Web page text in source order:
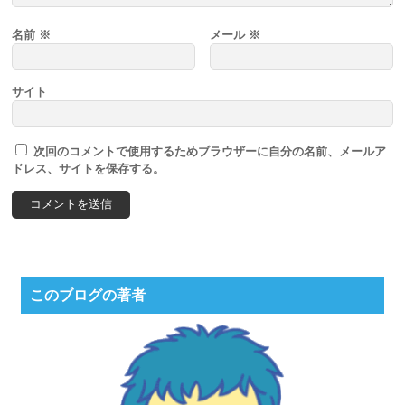
名前 ※ メール ※
サイト
次回のコメントで使用するためブラウザーに自分の名前、メールア
ドレス、サイトを保存する。
このブログの著者